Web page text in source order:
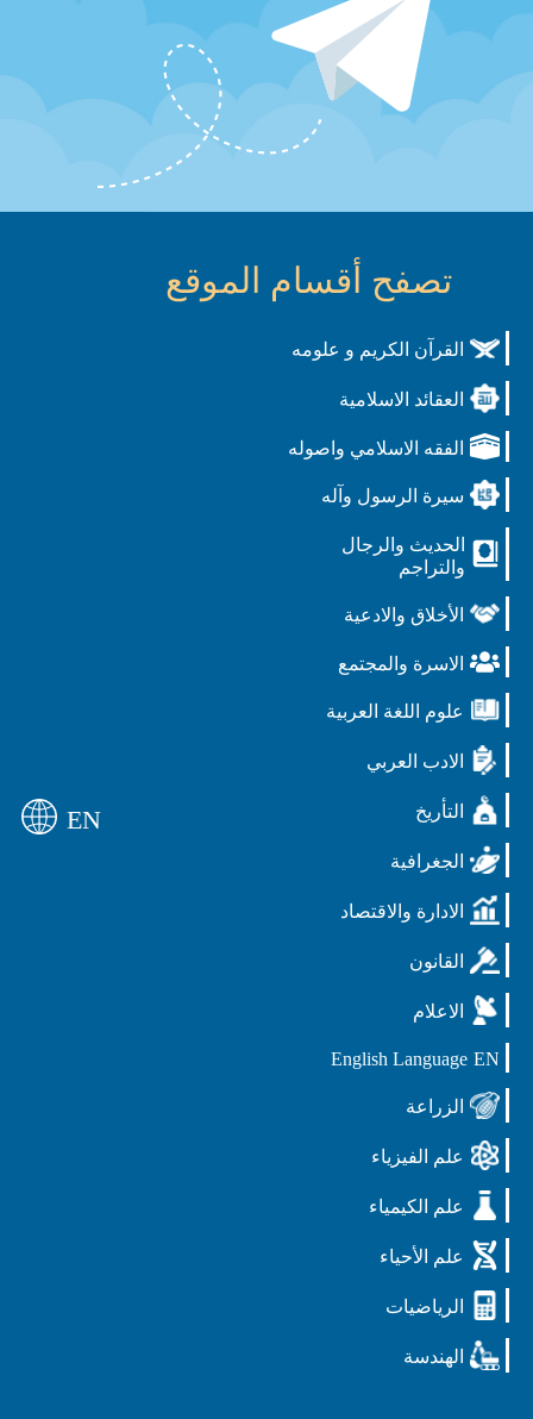
تصفح أقسام الموقع
القرآن الكريم و علومه
العقائد الاسلامية
الفقه الاسلامي واصوله
سيرة الرسول وآله
الحديث والرجال
والتراجم
الأخلاق والادعية
الاسرة والمجتمع
علوم اللغة العربية
الادب العربي
التأريخ
الجغرافية
الادارة والاقتصاد
القانون
الاعلام
EN
English Language
الزراعة
علم الفيزياء
علم الكيمياء
علم الأحياء
الرياضيات
الهندسة
EN